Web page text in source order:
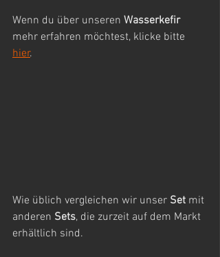
Wenn du über unseren Wasserkefir
mehr erfahren möchtest, klicke bitte
hier.
Wie üblich vergleichen wir unser Set mit
anderen Sets, die zurzeit auf dem Markt
erhältlich sind.